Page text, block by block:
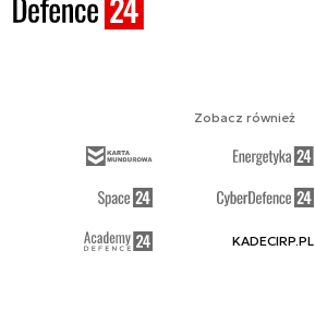
Zobacz również
KADECIRP.PL